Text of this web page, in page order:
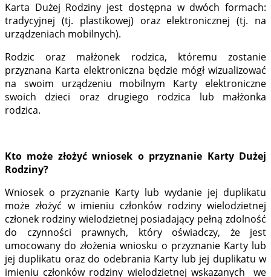
Karta Dużej Rodziny jest dostępna w dwóch formach:
tradycyjnej (tj. plastikowej) oraz elektronicznej (tj. na
urządzeniach mobilnych).
Rodzic oraz małżonek rodzica, któremu zostanie
przyznana Karta elektroniczna będzie mógł wizualizować
na swoim urządzeniu mobilnym Karty elektroniczne
swoich dzieci oraz drugiego rodzica lub małżonka
rodzica.
Kto może złożyć wniosek o przyznanie Karty Dużej
Rodziny?
Wniosek o przyznanie Karty lub wydanie jej duplikatu
może złożyć w imieniu członków rodziny wielodzietnej
członek rodziny wielodzietnej posiadający pełną zdolność
do czynności prawnych, który oświadczy, że jest
umocowany do złożenia wniosku o przyznanie Karty lub
jej duplikatu oraz do odebrania Karty lub jej duplikatu w
imieniu członków rodziny wielodzietnej wskazanych we